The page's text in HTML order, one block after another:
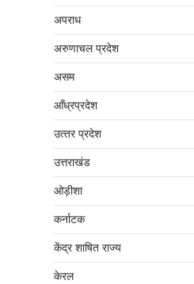
अपराध
अरुणाचल प्रदेश
असम
आँध्रप्रदेश
उत्‍तर प्रदेश
उत्तराखंड
ओड़ीशा
कर्नाटक
केंद्र शाषित राज्य
केरल